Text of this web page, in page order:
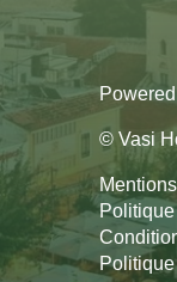
© Vasi
Politique